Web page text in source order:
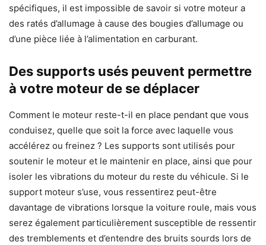
spécifiques, il est impossible de savoir si votre moteur a
des ratés d’allumage à cause des bougies d’allumage ou
d’une pièce liée à l’alimentation en carburant.
Des supports usés peuvent permettre
à votre moteur de se déplacer
Comment le moteur reste-t-il en place pendant que vous
conduisez, quelle que soit la force avec laquelle vous
accélérez ou freinez ? Les supports sont utilisés pour
soutenir le moteur et le maintenir en place, ainsi que pour
isoler les vibrations du moteur du reste du véhicule. Si le
support moteur s’use, vous ressentirez peut-être
davantage de vibrations lorsque la voiture roule, mais vous
serez également particulièrement susceptible de ressentir
des tremblements et d’entendre des bruits sourds lors de